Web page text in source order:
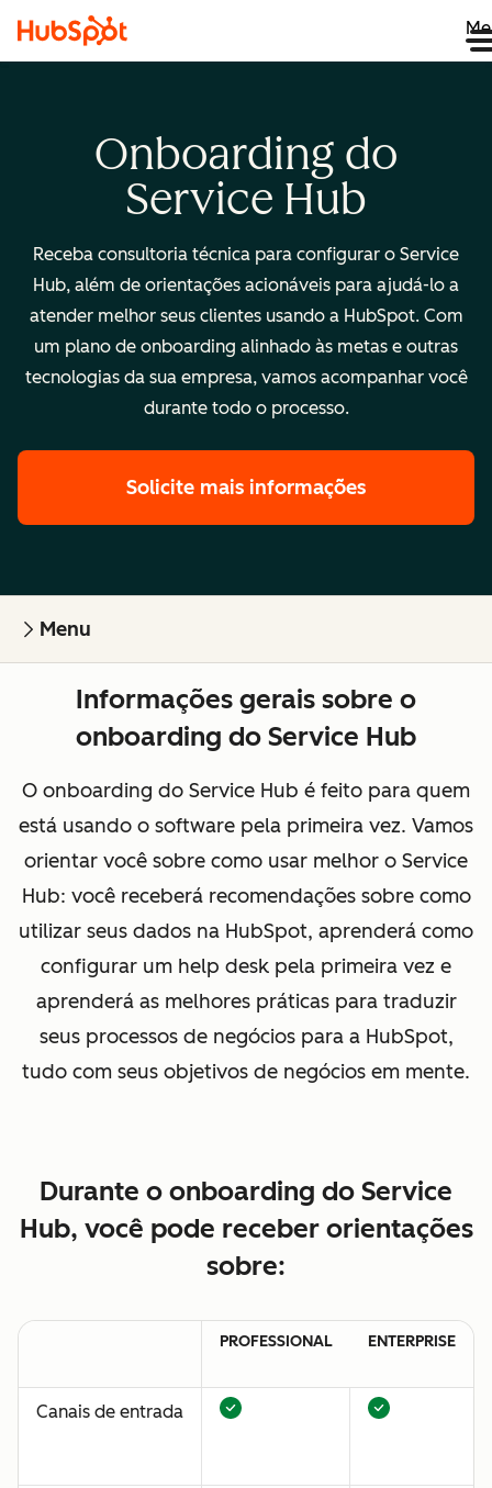
Onboarding do
Service Hub
Receba consultoria técnica para configurar o Service
Hub, além de orientações acionáveis para ajudá-lo a
atender melhor seus clientes usando a HubSpot. Com
um plano de onboarding alinhado às metas e outras
tecnologias da sua empresa, vamos acompanhar você
durante todo o processo.
Solicite mais informações
Menu
Informações gerais sobre o
onboarding do Service Hub
O onboarding do Service Hub é feito para quem
está usando o software pela primeira vez. Vamos
orientar você sobre como usar melhor o Service
Hub: você receberá recomendações sobre como
utilizar seus dados na HubSpot, aprenderá como
configurar um help desk pela primeira vez e
aprenderá as melhores práticas para traduzir
seus processos de negócios para a HubSpot,
tudo com seus objetivos de negócios em mente.
Durante o onboarding do Service
Hub, você pode receber orientações
sobre:
PROFESSIONAL ENTERPRISE
Canais de entrada